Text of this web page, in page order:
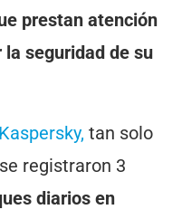
prestan atención
seguridad de su
tan solo
registraron 3
diarios en